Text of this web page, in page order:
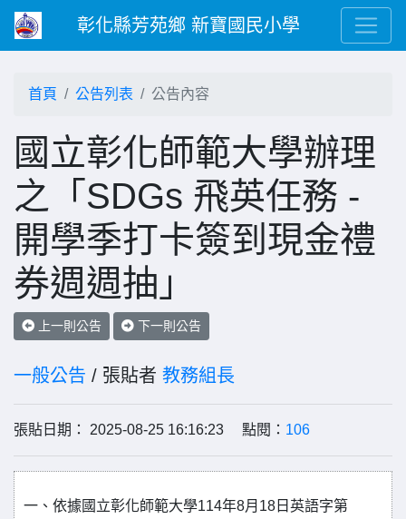
彰化縣芳苑鄉 新寶國民小學
首頁 公告列表 公告內容
國立彰化師範大學辦理
之「SDGs 飛英任務 -
開學季打卡簽到現金禮
券週週抽」
上一則公告 下一則公告
一般公告 / 張貼者 教務組長
張貼日期： 2025-08-25 16:16:23 點閱： 106
一、依據國立彰化師範大學114年8月18日英語字第